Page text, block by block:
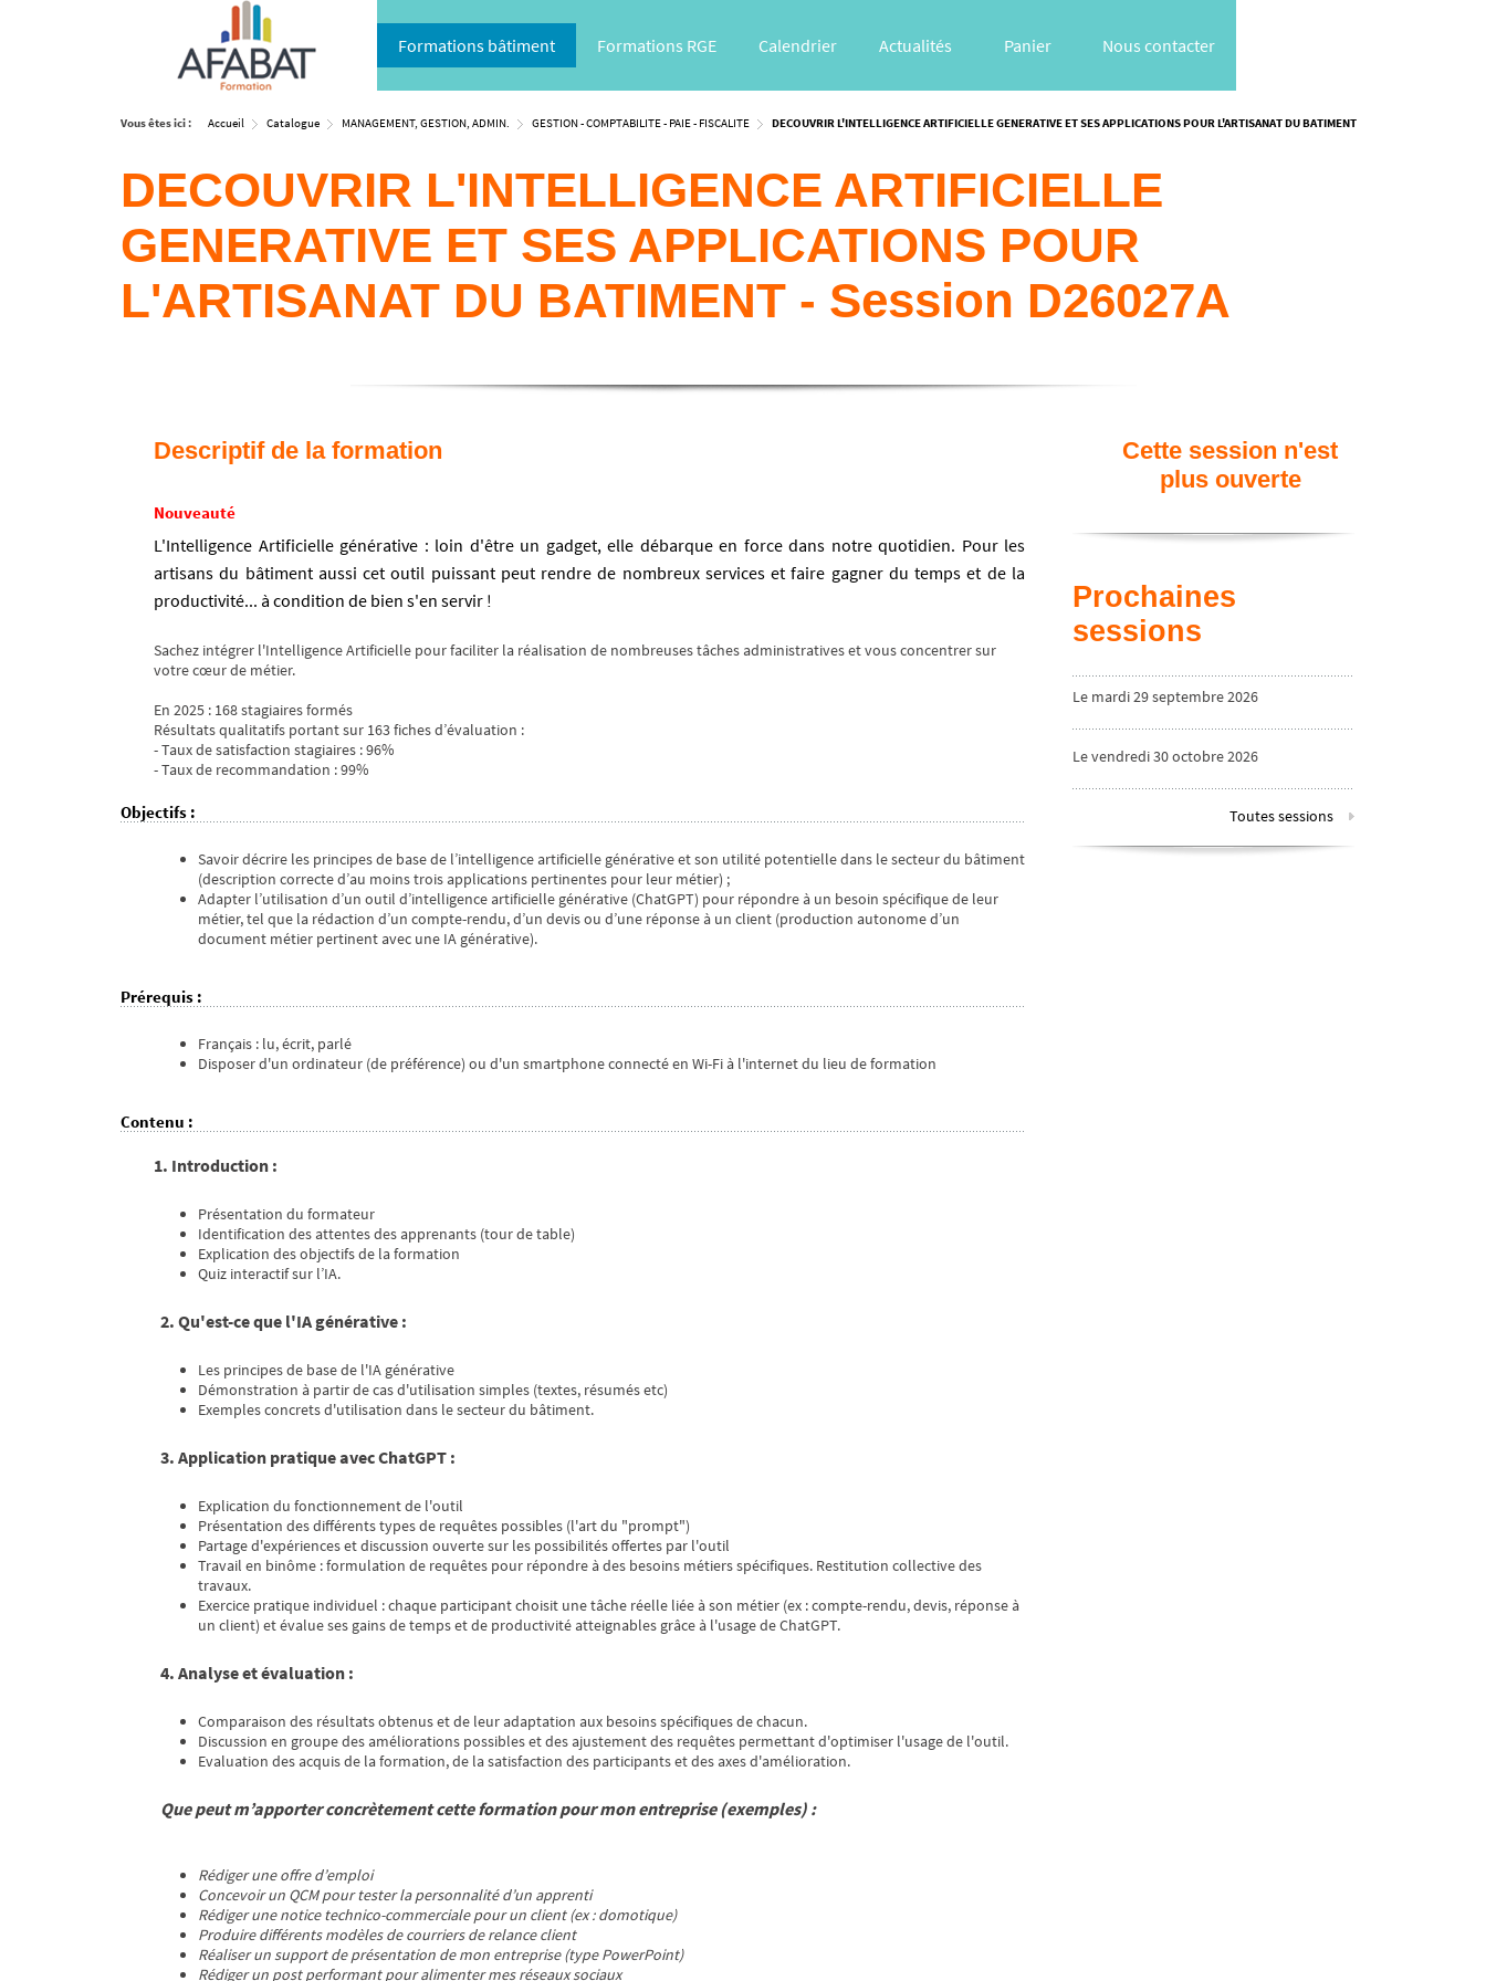
Formations bâtiment Formations RGE Calendrier Actualités Panier Nous contacter
Vous êtes ici : Accueil Catalogue MANAGEMENT, GESTION, ADMIN. GESTION - COMPTABILITE - PAIE - FISCALITE DECOUVRIR L'INTELLIGENCE ARTIFICIELLE GENERATIVE ET SES APPLICATIONS POUR L'ARTISANAT DU BATIMENT
DECOUVRIR L'INTELLIGENCE ARTIFICIELLE
GENERATIVE ET SES APPLICATIONS POUR
L'ARTISANAT DU BATIMENT - Session D26027A
Descriptif de la formation
Nouveauté
L'Intelligence Artificielle générative : loin d'être un gadget, elle débarque en force dans notre quotidien. Pour les
artisans du bâtiment aussi cet outil puissant peut rendre de nombreux services et faire gagner du temps et de la
productivité... à condition de bien s'en servir !
Sachez intégrer l'Intelligence Artificielle pour faciliter la réalisation de nombreuses tâches administratives et vous concentrer sur
votre cœur de métier.
En 2025 : 168 stagiaires formés
Résultats qualitatifs portant sur 163 fiches d’évaluation :
- Taux de satisfaction stagiaires : 96%
- Taux de recommandation : 99%
Objectifs :
Savoir décrire les principes de base de l’intelligence artificielle générative et son utilité potentielle dans le secteur du bâtiment
(description correcte d’au moins trois applications pertinentes pour leur métier) ;
Adapter l’utilisation d’un outil d’intelligence artificielle générative (ChatGPT) pour répondre à un besoin spécifique de leur
métier, tel que la rédaction d’un compte-rendu, d’un devis ou d’une réponse à un client (production autonome d’un
document métier pertinent avec une IA générative).
Prérequis :
Français : lu, écrit, parlé
Disposer d'un ordinateur (de préférence) ou d'un smartphone connecté en Wi-Fi à l'internet du lieu de formation
Contenu :
1. Introduction :
Présentation du formateur
Identification des attentes des apprenants (tour de table)
Explication des objectifs de la formation
Quiz interactif sur l’IA.
2. Qu'est-ce que l'IA générative :
Les principes de base de l'IA générative
Démonstration à partir de cas d'utilisation simples (textes, résumés etc)
Exemples concrets d'utilisation dans le secteur du bâtiment.
3. Application pratique avec ChatGPT :
Explication du fonctionnement de l'outil
Présentation des différents types de requêtes possibles (l'art du "prompt")
Partage d'expériences et discussion ouverte sur les possibilités offertes par l'outil
Travail en binôme : formulation de requêtes pour répondre à des besoins métiers spécifiques. Restitution collective des
travaux.
Exercice pratique individuel : chaque participant choisit une tâche réelle liée à son métier (ex : compte-rendu, devis, réponse à
un client) et évalue ses gains de temps et de productivité atteignables grâce à l'usage de ChatGPT.
4. Analyse et évaluation :
Comparaison des résultats obtenus et de leur adaptation aux besoins spécifiques de chacun.
Discussion en groupe des améliorations possibles et des ajustement des requêtes permettant d'optimiser l'usage de l'outil.
Evaluation des acquis de la formation, de la satisfaction des participants et des axes d'amélioration.
Que peut m’apporter concrètement cette formation pour mon entreprise (exemples) :
Rédiger une offre d’emploi
Concevoir un QCM pour tester la personnalité d’un apprenti
Rédiger une notice technico-commerciale pour un client (ex : domotique)
Produire différents modèles de courriers de relance client
Réaliser un support de présentation de mon entreprise (type PowerPoint)
Rédiger un post performant pour alimenter mes réseaux sociaux
Cette session n'est
plus ouverte
Prochaines
sessions
Le mardi 29 septembre 2026
Le vendredi 30 octobre 2026
Toutes sessions